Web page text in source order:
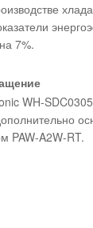
7%.
WH-
PAW-A2W-RT.